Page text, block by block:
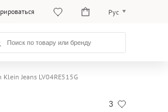
Рус
Қаз
Klein Jeans LV04RE515G
3